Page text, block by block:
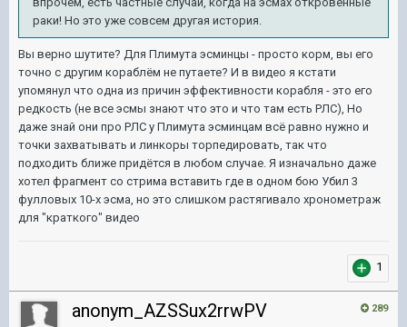
раки! Но это уже совсем другая история.
Вы верно шутите? Для Плимута эсминцы - просто корм, вы его
точно с другим кораблём не путаете? И в видео я кстати
упомянул что одна из причин эффективности корабля - это его
редкость (не все эсмы знают что это и что там есть РЛС), Но
даже знай они про РЛС у Плимута эсминцам всё равно нужно и
точки захватывать и линкоры торпедировать, так что
подходить ближе придётся в любом случае. Я изначально даже
хотел фрагмент со стрима вставить где в одном бою Убил 3
фулловых 10-х эсма, но это слишком растягивало хронометраж
для "краткого" видео
1
289
anonym_AZSSux2rrwPV